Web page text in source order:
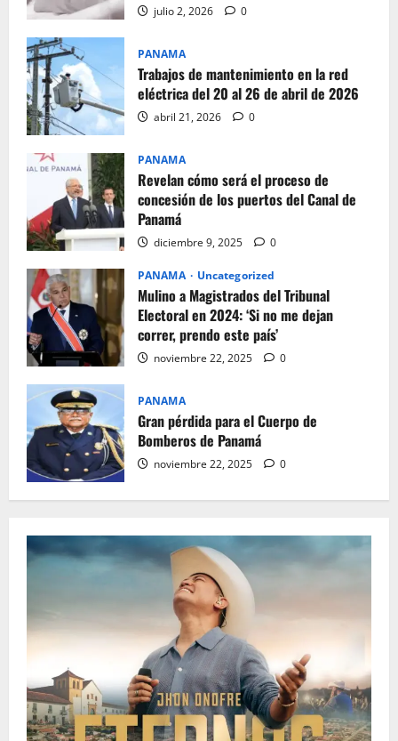
julio 2, 2026 0
PANAMA
Trabajos de mantenimiento en la red
eléctrica del 20 al 26 de abril de 2026
abril 21, 2026 0
PANAMA
Revelan cómo será el proceso de
concesión de los puertos del Canal de
Panamá
diciembre 9, 2025 0
PANAMA Uncategorized
Mulino a Magistrados del Tribunal
Electoral en 2024: ‘Si no me dejan
correr, prendo este país’
noviembre 22, 2025 0
PANAMA
Gran pérdida para el Cuerpo de
Bomberos de Panamá
noviembre 22, 2025 0